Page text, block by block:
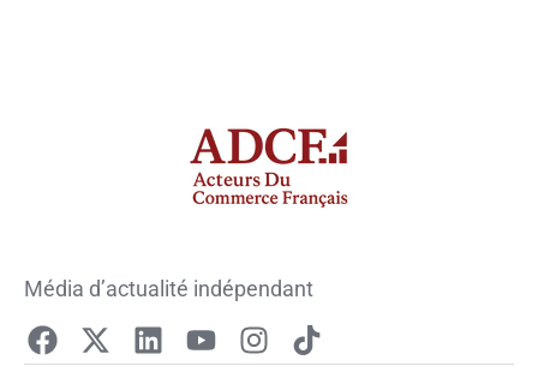
Média d’actualité indépendant